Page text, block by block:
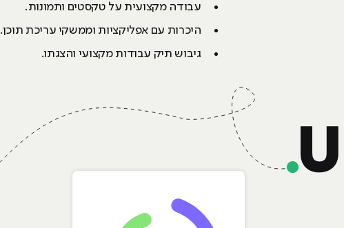
עבודה מקצועית על טקסטים ותמונות.
היכרות עם אפליקציות וממשקי עריכת תוכן.
גיבוש תיק עבודות מקצועי והצגתו.